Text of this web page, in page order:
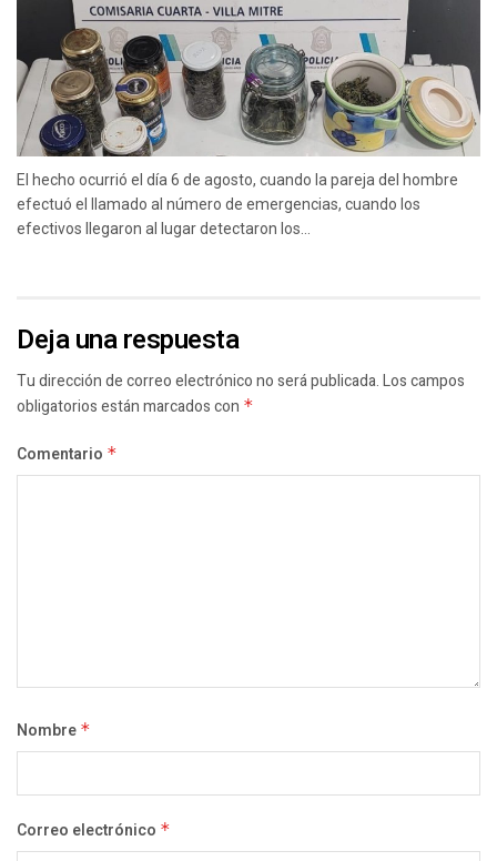
El hecho ocurrió el día 6 de agosto, cuando la pareja del hombre
efectuó el llamado al número de emergencias, cuando los
efectivos llegaron al lugar detectaron los...
Deja una respuesta
Tu dirección de correo electrónico no será publicada.Los campos
obligatorios están marcados con *
Comentario *
Nombre *
Correo electrónico *